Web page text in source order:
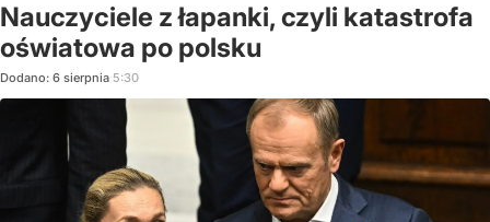
Nauczyciele z łapanki, czyli katastrofa
oświatowa po polsku
Dodano: 6 sierpnia 5:30